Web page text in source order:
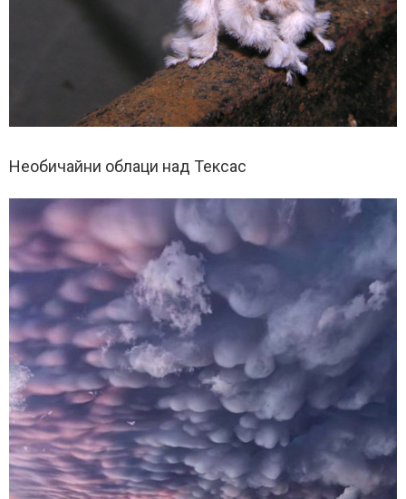
Необичайни облаци над Тексас